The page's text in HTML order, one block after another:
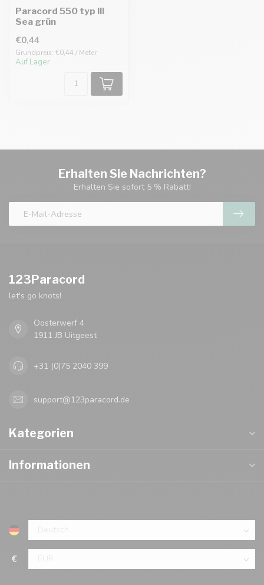
Paracord 550 typ III
Sea grün
€0,44
Grundpreis: €0,44 / Meter
Auf Lager
Erhalten Sie Nachrichten?
Erhalten Sie sofort 5 % Rabatt!
123Paracord
let's go knots!
Oosterwerf 4
1911 JB Uitgeest
+31 (0)75 2040 399
support@123paracord.de
Kategorien
Informationen
€